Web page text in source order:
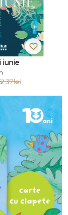
iunie
lei